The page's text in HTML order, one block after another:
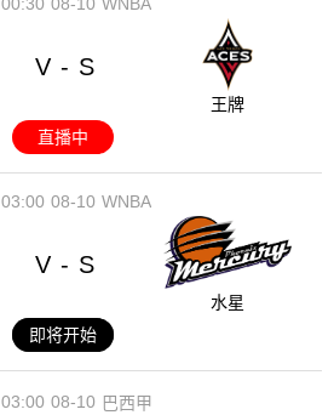
08-10
00:30 WNBA
V - S
王牌
直播中
08-10
03:00 WNBA
V - S
水星
即将开始
08-10
03:00 巴西甲